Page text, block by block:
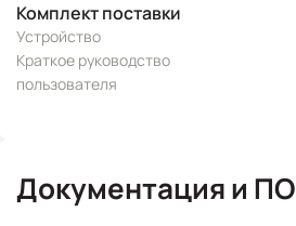
Комплект поставки
Устройство
Краткое руководство
пользователя
Документация и ПО